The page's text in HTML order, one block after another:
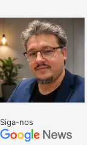
Siga-nos